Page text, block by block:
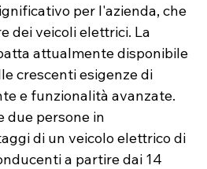
per l'azienda, che
dei veicoli elettrici. La
attualmente disponibile
crescenti esigenze di
e funzionalità avanzate.
due persone in
di un veicolo elettrico di
a partire dai 14